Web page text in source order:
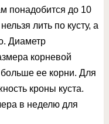
понадобится до 10
лить по кусту, а
Диаметр
корневой
ее корни. Для
кроны куста.
в неделю для